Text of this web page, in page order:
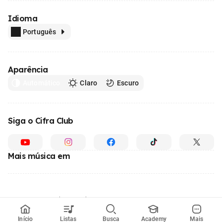
Início Listas Busca Academy Mais
Idioma
Português
Aparência
Claro Escuro
Siga o Cifra Club
Mais música em
© 1996 - 2026, o maior site de ensino de música do Brasil